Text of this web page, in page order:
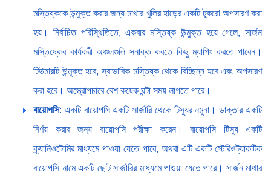
মস্তিষ্ককে উন্মুক্ত করার জন্য মাথার খুলির হাড়ের একটি টুকরো অপসারণ করা
হয়। নির্বাচিত পরিস্থিতিতে, একবার মস্তিষ্ক উন্মুক্ত হয়ে গেলে, সার্জন
মস্তিষ্কের কার্যকরী অঞ্চলগুলি সনাক্ত করতে কিছু ম্যাপিং করতে পারেন।
টিউমারটি উন্মুক্ত হবে, স্বাভাবিক মস্তিষ্ক থেকে বিচ্ছিন্ন হবে এবং অপসারণ
করা হবে। অস্ত্রোপচারে বেশ কয়েক ঘন্টা সময় লাগতে পারে।
বায়োপসি: একটি বায়োপসি একটি সার্জারি থেকে টিস্যুর নমুনা। ডাক্তার একটি
নির্ণয় করার জন্য বায়োপসি পরীক্ষা করেন। বায়োপসি টিস্যু একটি
ক্র্যানিওটোমির মাধ্যমে পাওয়া যেতে পারে, অথবা এটি একটি স্টেরিওট্যাকটিক
বায়োপসি নামে একটি ছোট সার্জারির মাধ্যমে পাওয়া যেতে পারে। সার্জন মাথার